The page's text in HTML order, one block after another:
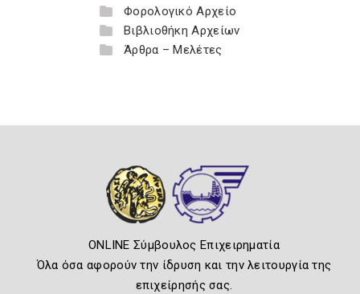
Φορολογικό Αρχείο
Βιβλιοθήκη Αρχείων
Άρθρα – Μελέτες
ONLINE Σύμβουλος Επιχειρηματία
Όλα όσα αφορούν την ίδρυση και την λειτουργία της
επιχείρησής σας.